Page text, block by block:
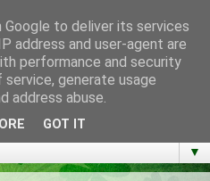
med å lese gjennom hele
▼
to deliver its services
address and user-agent are
performance and security
generate usage
address abuse.
GOT IT